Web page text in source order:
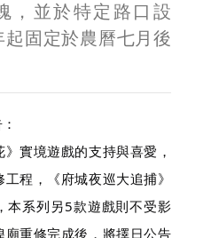
，並於特定路口設
起固定於農曆七月後
實境遊戲的支持與喜愛，
程，《府城夜巡大追捕》
本系列另5款遊戲則不受影
重修完成後，將擇日公告